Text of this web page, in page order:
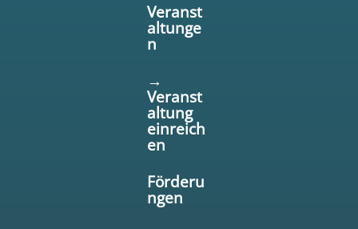
Veranst
altunge
n
→
Veranst
altung
einreich
en
Förderu
ngen